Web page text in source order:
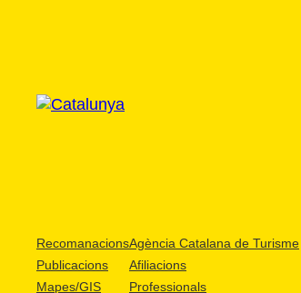
Recomanacions
Publicacions
Mapes/GIS
Agència Catalana de Turisme
Afiliacions
Professionals